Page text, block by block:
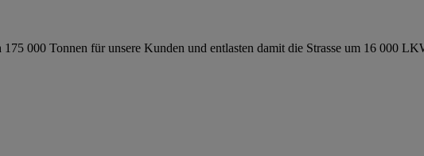
000 Tonnen für unsere Kunden und entlasten damit die Strasse um 16 000